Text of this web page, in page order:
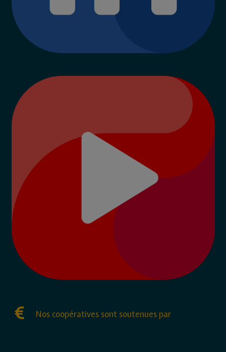
Nos coopératives sont soutenues par